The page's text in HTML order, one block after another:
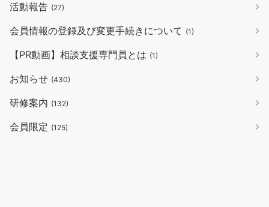
活動報告 (27)
会員情報の登録及び変更手続きについて (1)
【PR動画】相談支援専門員とは (1)
お知らせ (430)
研修案内 (132)
会員限定 (125)